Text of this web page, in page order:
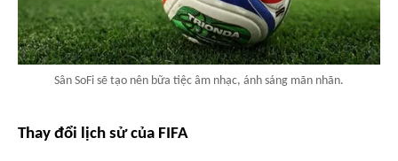
Sân SoFi sẽ tạo nên bữa tiệc âm nhạc, ánh sáng mãn nhãn.
Thay đổi lịch sử của FIFA